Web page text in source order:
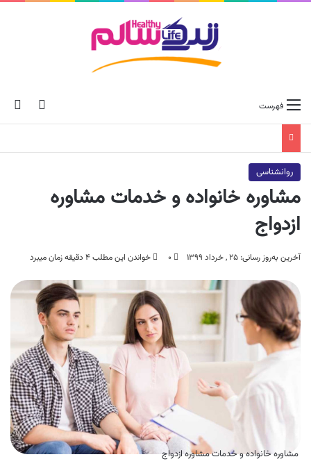
skin فهرست
روانشناسی
مشاوره خانواده و خدمات مشاوره
ازدواج
آخرین به‌روز رسانی: ۲۵ , خرداد ۱۳۹۹ ۰ خواندن این مطلب ۴ دقیقه زمان میبرد
مشاوره خانواده و خدمات مشاوره ازدواج